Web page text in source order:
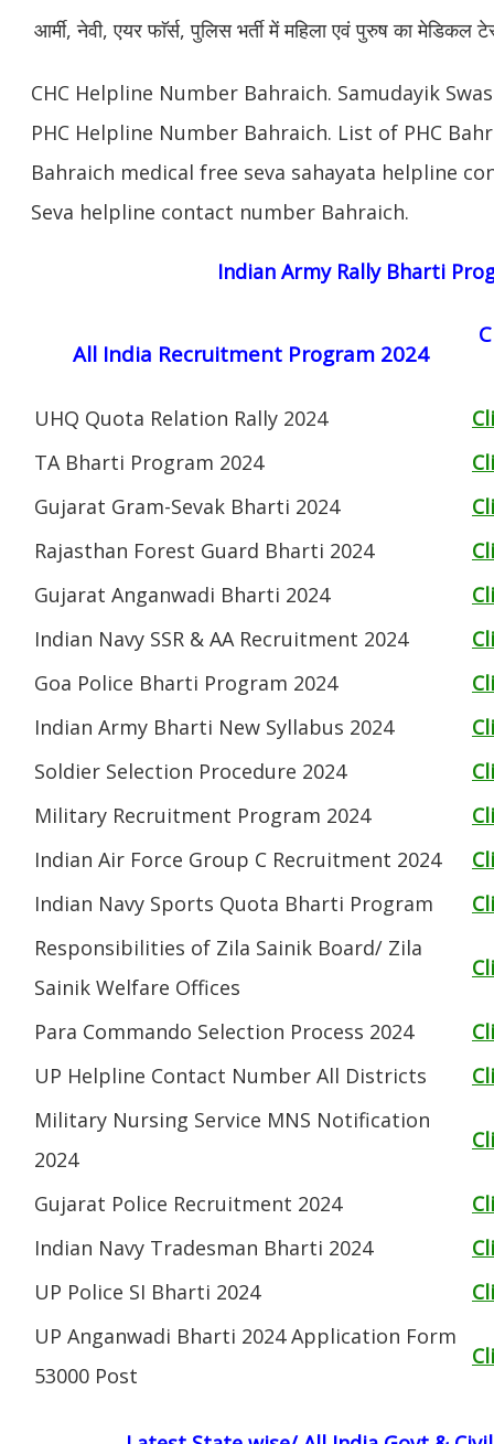
आर्मी, नेवी, एयर फाॅर्स, पुलिस भर्ती में महिला एवं पुरुष का मेडिकल
CHC Helpline Number Bahraich. Samudayik
PHC Helpline Number Bahraich. List of PHC
Bahraich medical free seva sahayata helpline
Seva helpline contact number Bahraich.
Indian Army Rally Bharti
All India Recruitment Program 2024
UHQ Quota Relation Rally 2024
TA Bharti Program 2024
Gujarat Gram-Sevak Bharti 2024
Rajasthan Forest Guard Bharti 2024
Gujarat Anganwadi Bharti 2024
Indian Navy SSR & AA Recruitment 2024
Goa Police Bharti Program 2024
Indian Army Bharti New Syllabus 2024
Soldier Selection Procedure 2024
Military Recruitment Program 2024
Indian Air Force Group C Recruitment 2024
Indian Navy Sports Quota Bharti Program
Responsibilities of Zila Sainik Board/ Zila
Sainik Welfare Offices
Para Commando Selection Process 2024
UP Helpline Contact Number All Districts
Military Nursing Service MNS Notification
2024
Gujarat Police Recruitment 2024
Indian Navy Tradesman Bharti 2024
UP Police SI Bharti 2024
UP Anganwadi Bharti 2024 Application Form
53000 Post